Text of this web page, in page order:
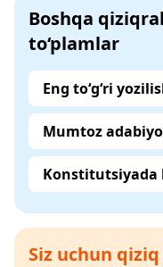
Boshqa
to‘plamlar
Eng to‘g‘ri
Mumtoz
Konstitutsiyada
Siz uchun